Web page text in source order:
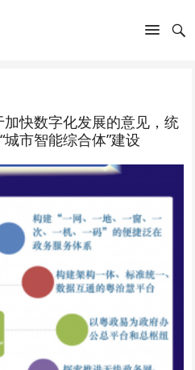
快数字化发展的意见，统
城市智能综合体”建设